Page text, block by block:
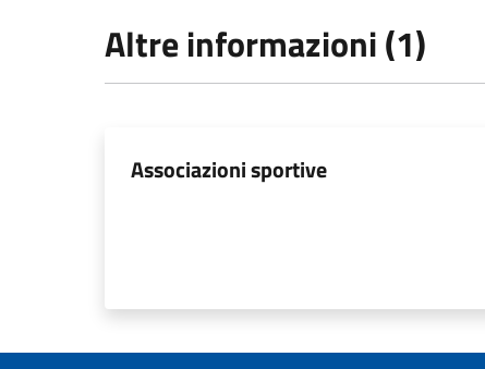
Altre informazioni (1)
Associazioni sportive